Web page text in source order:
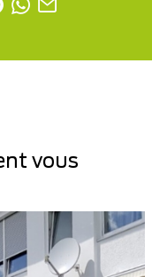
vous